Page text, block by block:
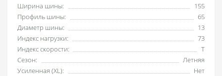
Ширина шины:
155
Профиль шины:
65
Диаметр шины:
13
Индекс нагрузки:
73
Индекс скорости:
T
Сезон:
Летняя
Усиленная (XL):
Нет